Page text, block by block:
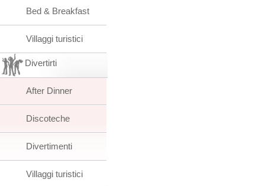
Bed & Breakfast
Villaggi turistici
Divertirti
After Dinner
Discoteche
Divertimenti
Villaggi turistici